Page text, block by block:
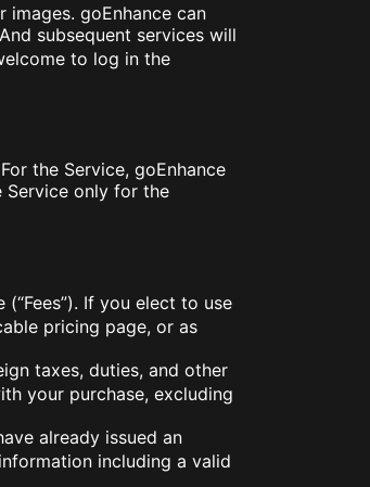
images. goEnhance can
subsequent services will
to log in the
the Service, goEnhance
Service only for the
If you elect to use
pricing page, or as
taxes, duties, and other
your purchase, excluding
already issued an
including a valid